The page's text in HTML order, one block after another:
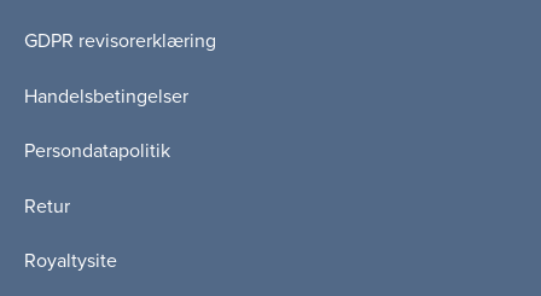
GDPR revisorerklæring
Handelsbetingelser
Persondatapolitik
Retur
Royaltysite